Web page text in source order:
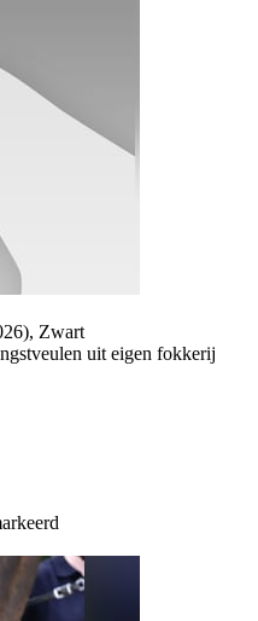
Zwart
uit eigen fokkerij